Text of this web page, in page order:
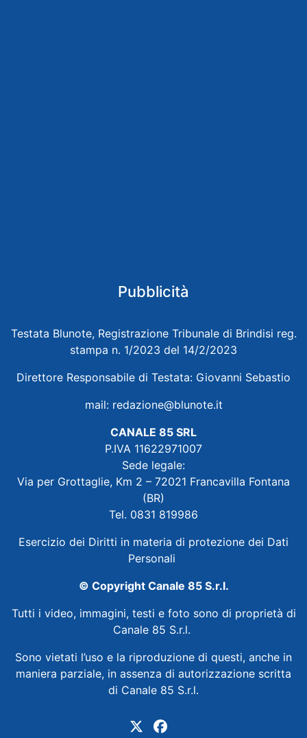
Pubblicità
Testata Blunote, Registrazione Tribunale di Brindisi reg.
stampa n. 1/2023 del 14/2/2023
Direttore Responsabile di Testata: Giovanni Sebastio
mail: redazione@blunote.it
CANALE 85 SRL
P.IVA 11622971007
Sede legale:
Via per Grottaglie, Km 2 – 72021 Francavilla Fontana
(BR)
Tel. 0831 819986
Esercizio dei Diritti in materia di protezione dei Dati
Personali
© Copyright Canale 85 S.r.l.
Tutti i video, immagini, testi e foto sono di proprietà di
Canale 85 S.r.l.
Sono vietati l’uso e la riproduzione di questi, anche in
maniera parziale, in assenza di autorizzazione scritta
di Canale 85 S.r.l.